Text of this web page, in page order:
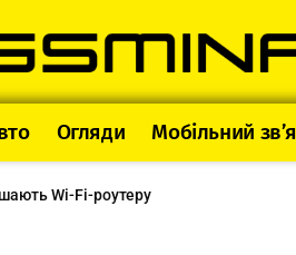
Огляди Мобільний
Wi-Fi-роутеру